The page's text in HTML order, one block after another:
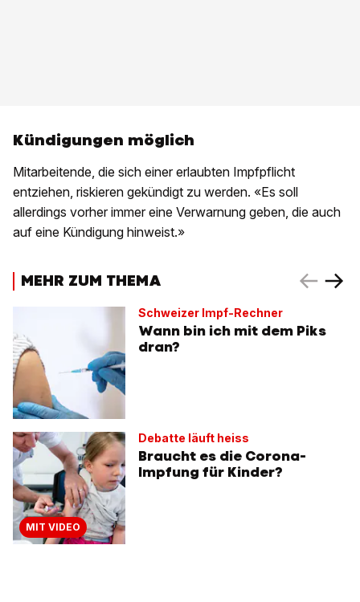
Kündigungen möglich
Mitarbeitende, die sich einer erlaubten Impfpflicht
entziehen, riskieren gekündigt zu werden. «Es soll
allerdings vorher immer eine Verwarnung geben, die auch
auf eine Kündigung hinweist.»
MEHR ZUM THEMA
Schweizer Impf-Rechner
Wann bin ich mit dem Piks
dran?
MIT VIDEO
Debatte läuft heiss
Braucht es die Corona-
Impfung für Kinder?